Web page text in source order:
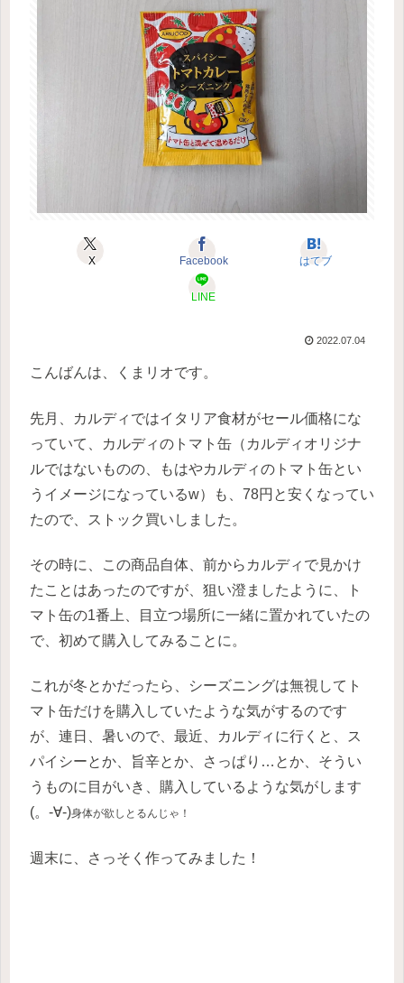
X Facebook はてブ
LINE
2022.07.04
こんばんは、くまリオです。
先月、カルディではイタリア食材がセール価格にな
っていて、カルディのトマト缶（カルディオリジナ
ルではないものの、もはやカルディのトマト缶とい
うイメージになっているw）も、78円と安くなってい
たので、ストック買いしました。
その時に、この商品自体、前からカルディで見かけ
たことはあったのですが、狙い澄ましたように、ト
マト缶の1番上、目立つ場所に一緒に置かれていたの
で、初めて購入してみることに。
これが冬とかだったら、シーズニングは無視してト
マト缶だけを購入していたような気がするのです
が、連日、暑いので、最近、カルディに行くと、ス
パイシーとか、旨辛とか、さっぱり…とか、そうい
うものに目がいき、購入しているような気がします
(。-∀-)身体が欲しとるんじゃ！
週末に、さっそく作ってみました！